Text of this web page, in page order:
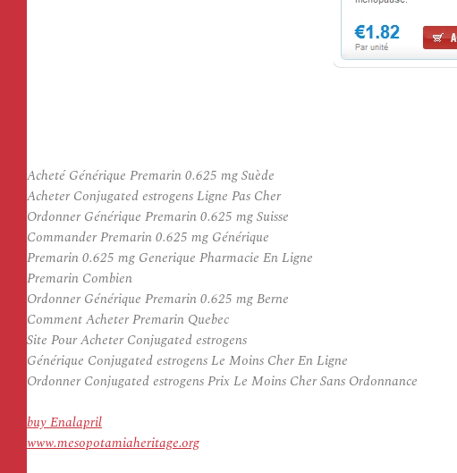
Acheté Générique Premarin 0.625 mg Suède
Acheter Conjugated estrogens Ligne Pas Cher
Ordonner Générique Premarin 0.625 mg Suisse
Commander Premarin 0.625 mg Générique
Premarin 0.625 mg Generique Pharmacie En Ligne
Premarin Combien
Ordonner Générique Premarin 0.625 mg Berne
Comment Acheter Premarin Quebec
Site Pour Acheter Conjugated estrogens
Générique Conjugated estrogens Le Moins Cher En Ligne
Ordonner Conjugated estrogens Prix Le Moins Cher Sans Ordonnance
buy Enalapril
www.mesopotamiaheritage.org